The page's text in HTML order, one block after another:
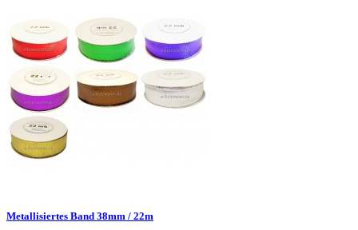
Metallisiertes Band 38mm / 22m